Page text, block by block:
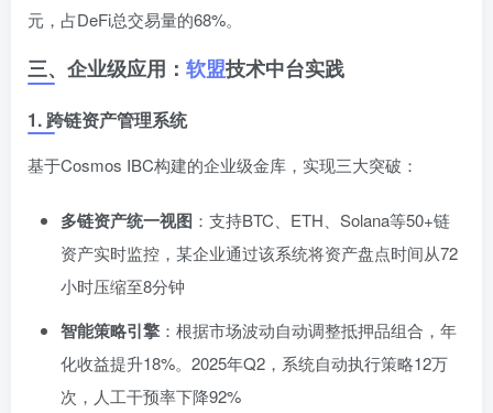
元，占DeFi总交易量的68%。
三、企业级应用： 软盟技术中台实践
1. 跨链资产管理系统
基于Cosmos IBC构建的企业级金库，实现三大突破：
多链资产统一视图 ：支持BTC、ETH、Solana等50+链
资产实时监控，某企业通过该系统将资产盘点时间从72
小时压缩至8分钟
智能策略引擎 ：根据市场波动自动调整抵押品组合，年
化收益提升18%。2025年Q2，系统自动执行策略12万
次，人工干预率下降92%